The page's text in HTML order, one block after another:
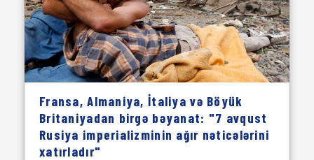
Fransa, Almaniya, İtaliya və Böyük
Britaniyadan birgə bəyanat: "7 avqust
Rusiya imperializminin ağır nəticələrini
xatırladır"